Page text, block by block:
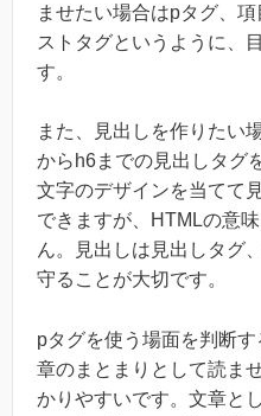
ませたい場合はpタグ、
ストタグというように、
す。
また、見出しを作りたい
からh6までの見出しタグ
文字のデザインを当てて
できますが、HTMLの意
ん。見出しは見出しタグ
守ることが大切です。
pタグを使う場面を判断
章のまとまりとして読ま
かりやすいです。文章と